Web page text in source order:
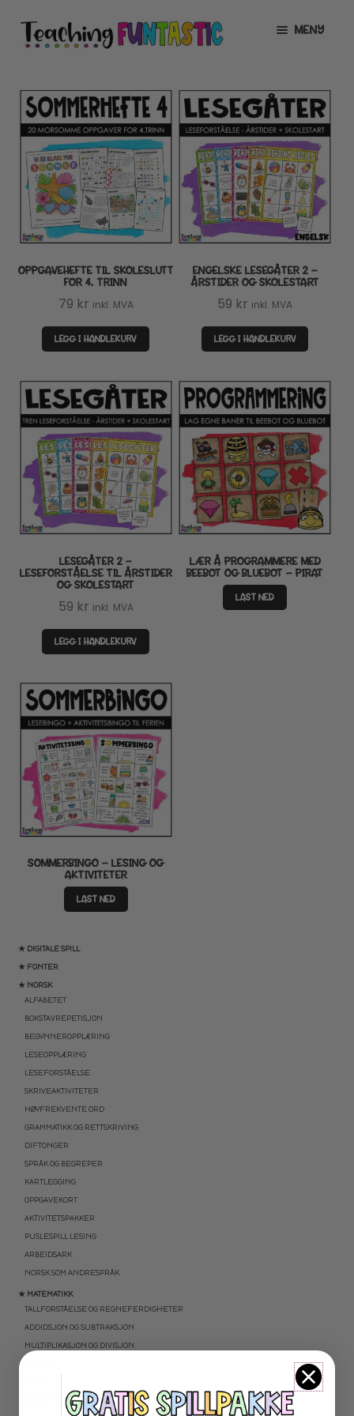
Hopp
til
Hopp
til
MENY
UNDERMENY
MIN KONTO
GRATIS
UTVID
UNDERMENY
BUTIKK
UTVID
UNDERMENY
LISENSER
UTVID
TIPSHJØRNET
★ DIGITALE SPILL
★ FONTER
★ NORSK
ALFABETET
BOKSTAVREPETISJON
BEGYNNEROPPLÆRING
LESEOPPLÆRING
LESEFORSTÅELSE
SKRIVEAKTIVITETER
HØYFREKVENTE ORD
GRAMMATIKK OG RETTSKRIVING
DIFTONGER
SPRÅK OG BEGREPER
KARTLEGGING
OPPGAVEKORT
AKTIVITETSPAKKER
PUSLESPILL LESING
ARBEIDSARK
NORSK SOM ANDRESPRÅK
★ MATEMATIKK
TALLFORSTÅELSE OG REGNEFERDIGHETER
ADDIDSJON OG SUBTRAKSJON
MULTIPLIKASJON OG DIVISJON
OPPGAVEHEFTE TIL SKOLESLUTT
FOR 4. TRINN
79 kr inkl. MVA
LEGG I HANDLEKURV
ENGELSKE LESEGÅTER 2 –
ÅRSTIDER OG SKOLESTART
59 kr inkl. MVA
LEGG I HANDLEKURV
LESEGÅTER 2 –
LESEFORSTÅELSE TIL ÅRSTIDER
OG SKOLESTART
59 kr inkl. MVA
LEGG I HANDLEKURV
LÆR Å PROGRAMMERE MED
BEEBOT OG BLUEBOT – PIRAT
LAST NED
SOMMERBINGO – LESING OG
AKTIVITETER
LAST NED